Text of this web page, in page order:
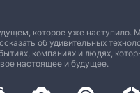
которое уже наступило.
об удивительных
компаниях и людях,
настоящее и будущее.